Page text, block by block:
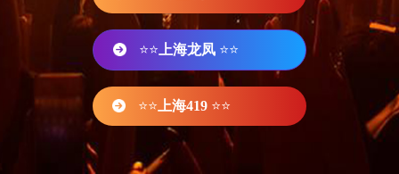
⭐⭐ 上海龙凤 ⭐⭐
⭐⭐ 上海419 ⭐⭐